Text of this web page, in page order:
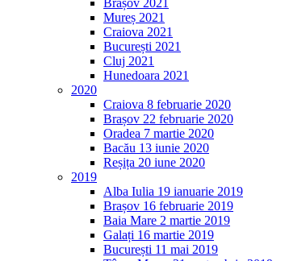
Brașov 2021
Mureș 2021
Craiova 2021
București 2021
Cluj 2021
Hunedoara 2021
2020
Craiova 8 februarie 2020
Brașov 22 februarie 2020
Oradea 7 martie 2020
Bacău 13 iunie 2020
Reșița 20 iune 2020
2019
Alba Iulia 19 ianuarie 2019
Brașov 16 februarie 2019
Baia Mare 2 martie 2019
Galați 16 martie 2019
București 11 mai 2019